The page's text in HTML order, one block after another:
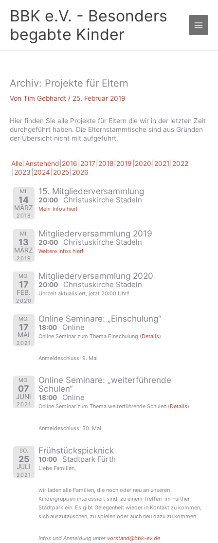
Inhalt
springen
BBK e.V. - Besonders
begabte Kinder
Archiv: Projekte für Eltern
Von Tim Gebhardt / 25. Februar 2019
Hier finden Sie alle Projekte für Eltern die wir in der letzten Zeit
durchgeführt haben. Die Elternstammtische sind aus Gründen
der Übersicht nicht mit aufgeführt.
Alle Anstehend 2016 2017 2018 2019 2020 2021 2022
2023 2024 2025 2026
MI.
14
MÄRZ
2018
15. Mitgliederversammlung
20:00 Christuskirche Stadeln
Mehr Infos hier!
MI.
13
MÄRZ
2019
Mitgliederversammlung 2019
20:00 Christuskirche Stadeln
Weitere Infos hier!
MO.
17
FEB.
2020
Mitgliederversammlung 2020
20:00 Christuskirche Stadeln
Uhrzeit aktualisiert, jetzt 20:00 Uhr!!
MO.
17
MAI
2021
Online Seminare: „Einschulung“
18:00 Online
Online Seminar zum Thema Einschulung (Details)
Anmeldeschluss: 9. Mai
MO.
07
JUNI
2021
Online Seminare: „weiterführende
Schulen“
18:00 Online
Online Seminar zum Thema weiterführende Schulen (Details)
Anmeldeschluss: 30. Mai
SO.
25
JULI
2021
Frühstückspicknick
10:00 Stadtpark Fürth
Liebe Familien,
wir laden alle Familien, die noch oder neu an unseren
Kindergruppen interessiert sind, zu einem Treffen im Fürther
Stadtpark ein. Es gibt Gelegenheit wieder in Kontakt zu kommen,
sich auszutauschen, zu spielen oder auch neu dazu zu kommen.
Infos und Anmeldung unter vorstand@bbk-ev.de